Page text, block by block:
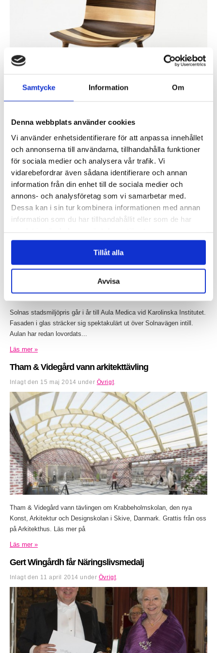
Samtycke Information Om
Denna webbplats använder cookies
Vi använder enhetsidentifierare för att anpassa innehållet
och annonserna till användarna, tillhandahålla funktioner
för sociala medier och analysera vår trafik. Vi
vidarebefordrar även sådana identifierare och annan
information från din enhet till de sociala medier och
annons- och analysföretag som vi samarbetar med.
Dessa kan i sin tur kombinera informationen med annan
information som du har tillhandahållit eller som de har
Tillåt alla
Avvisa
Japanska möbeltillverkare Matsuso T. Möblerna som presenterades
under imm cologne 2015, kombinerar mörka och ljusa...
Aula Medica vinnare av årets stadsmiljöpris, ritad av
Wingårdh Arkitektkontor
Inlagt den1 september 2014underÖvrigt.
Solnas stadsmiljöpris går i år till Aula Medica vid Karolinska Institutet.
Fasaden i glas sträcker sig spektakulärt ut över Solnavägen intill.
Aulan har redan lovordats...
Läs mer »
Tham & Videgård vann arkitekttävling
Inlagt den 15 maj 2014 under Övrigt.
Tham & Videgård vann tävlingen om Krabbeholmskolan, den nya
Konst, Arkitektur och Designskolan i Skive, Danmark. Grattis från oss
på Arkitekthus. Läs mer på
Läs mer »
Gert Wingårdh får Näringslivsmedalj
Inlagt den 11 april 2014 under Övrigt.